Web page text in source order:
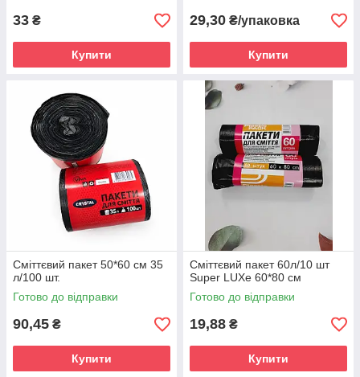
33 ₴
Купити
29,30 ₴/упаковка
Купити
Сміттєвий пакет 50*60 см 35
л/100 шт.
Готово до відправки
90,45 ₴
Купити
Сміттєвий пакет 60л/10 шт
Super LUXe 60*80 см
Готово до відправки
19,88 ₴
Купити